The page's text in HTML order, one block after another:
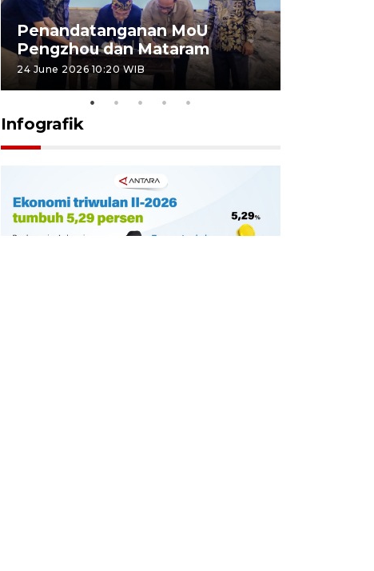
Penandatanganan MoU
Pengzhou dan Mataram
24 June 2026 10:20 WIB
Infografik